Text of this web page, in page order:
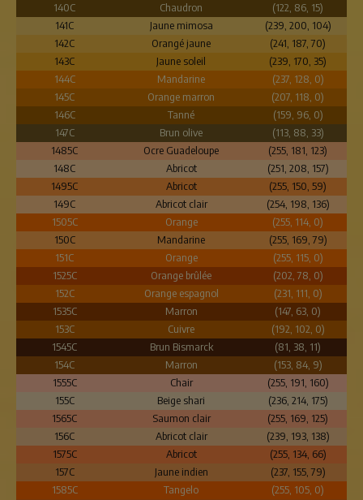
140C
Chaudron
(122, 86, 15)
141C
Jaune mimosa
(239, 200, 104)
142C
Orangé jaune
(241, 187, 70)
143C
Jaune soleil
(239, 170, 35)
144C
Mandarine
(237, 128, 0)
145C
Orange marron
(207, 118, 0)
146C
Tanné
(159, 96, 0)
147C
Brun olive
(113, 88, 33)
1485C
Ocre Guadeloupe
(255, 181, 123)
148C
Abricot
(251, 208, 157)
1495C
Abricot
(255, 150, 59)
149C
Abricot clair
(254, 198, 136)
1505C
Orange
(255, 114, 0)
150C
Mandarine
(255, 169, 79)
151C
Orange
(255, 115, 0)
1525C
Orange brûlée
(202, 78, 0)
152C
Orange espagnol
(231, 111, 0)
1535C
Marron
(147, 63, 0)
153C
Cuivre
(192, 102, 0)
1545C
Brun Bismarck
(81, 38, 11)
154C
Marron
(153, 84, 9)
1555C
Chair
(255, 191, 160)
155C
Beige shari
(236, 214, 175)
1565C
Saumon clair
(255, 169, 125)
156C
Abricot clair
(239, 193, 138)
1575C
Abricot
(255, 134, 66)
157C
Jaune indien
(237, 155, 79)
1585C
Tangelo
(255, 105, 0)